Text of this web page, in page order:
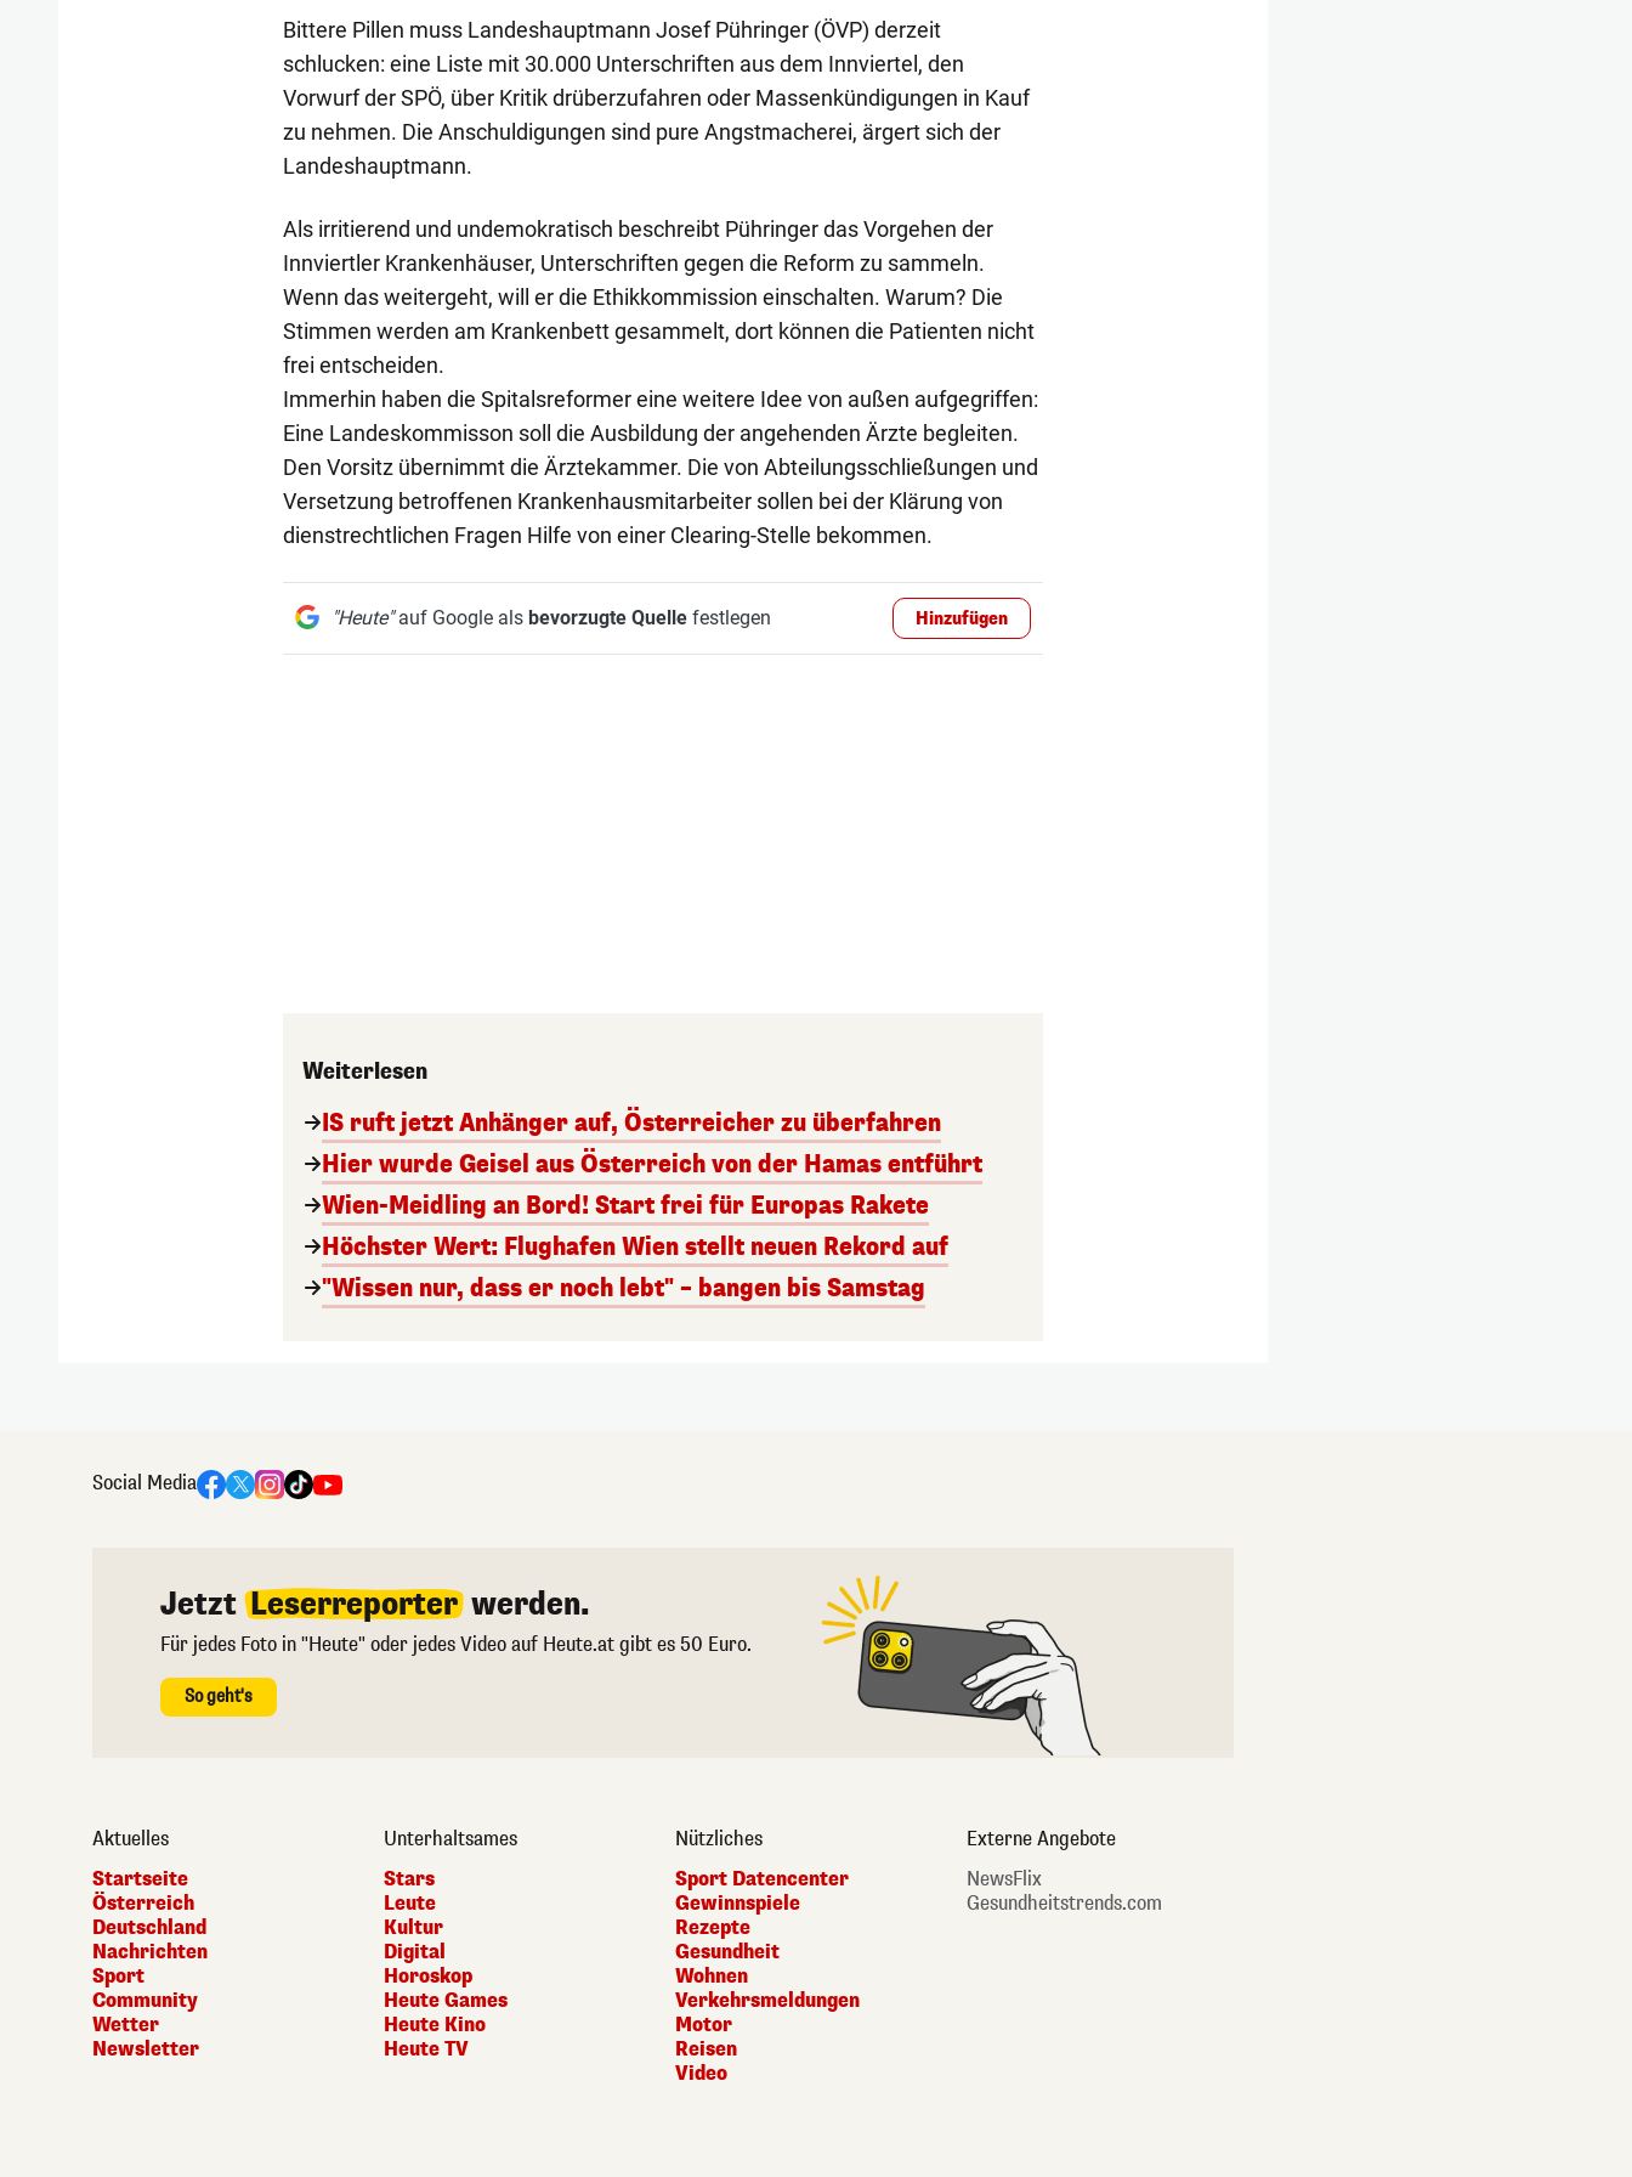
Bittere Pillen muss Landeshauptmann Josef Pühringer (ÖVP) derzeit
schlucken: eine Liste mit 30.000 Unterschriften aus dem Innviertel, den
Vorwurf der SPÖ, über Kritik drüberzufahren oder Massenkündigungen in Kauf
zu nehmen. Die Anschuldigungen sind pure Angstmacherei, ärgert sich der
Landeshauptmann.
Als irritierend und undemokratisch beschreibt Pühringer das Vorgehen der
Innviertler Krankenhäuser, Unterschriften gegen die Reform zu sammeln.
Wenn das weitergeht, will er die Ethikkommission einschalten. Warum? Die
Stimmen werden am Krankenbett gesammelt, dort können die Patienten nicht
frei entscheiden.
Immerhin haben die Spitalsreformer eine weitere Idee von außen aufgegriffen:
Eine Landeskommisson soll die Ausbildung der angehenden Ärzte begleiten.
Den Vorsitz übernimmt die Ärztekammer. Die von Abteilungsschließungen und
Versetzung betroffenen Krankenhausmitarbeiter sollen bei der Klärung von
dienstrechtlichen Fragen Hilfe von einer Clearing-Stelle bekommen.
"Heute"auf Google als bevorzugte Quellefestlegen Hinzufügen
Weiterlesen
IS ruft jetzt Anhänger auf, Österreicher zu überfahren
Hier wurde Geisel aus Österreich von der Hamas entführt
Wien-Meidling an Bord! Start frei für Europas Rakete
Höchster Wert: Flughafen Wien stellt neuen Rekord auf
"Wissen nur, dass er noch lebt" – bangen bis Samstag
Social Media
Jetzt Leserreporter werden.
Für jedes Foto in "Heute" oder jedes Video auf Heute.at gibt es 50 Euro.
So geht's
Aktuelles
Startseite
Österreich
Deutschland
Nachrichten
Sport
Community
Wetter
Newsletter
Unterhaltsames
Stars
Leute
Kultur
Digital
Horoskop
Heute Games
Heute Kino
Heute TV
Nützliches
Sport Datencenter
Gewinnspiele
Rezepte
Gesundheit
Wohnen
Verkehrsmeldungen
Motor
Reisen
Video
Externe Angebote
NewsFlix
Gesundheitstrends.com